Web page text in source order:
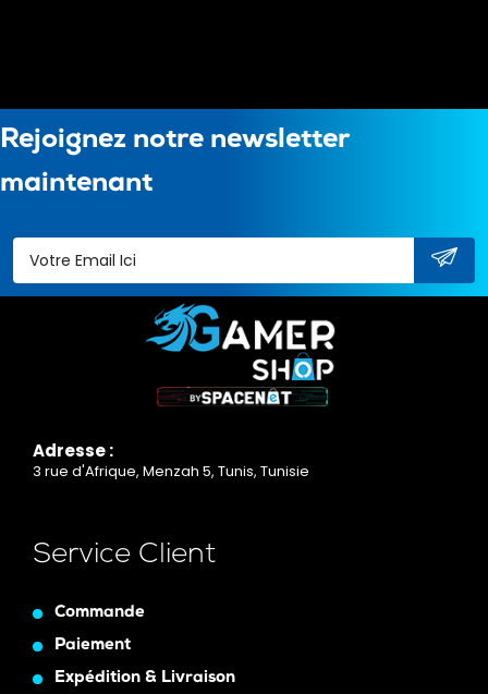
Rejoignez notre newsletter
maintenant
Adresse :
3 rue d'Afrique, Menzah 5, Tunis, Tunisie
Service Client
Commande
Paiement
Expédition & Livraison